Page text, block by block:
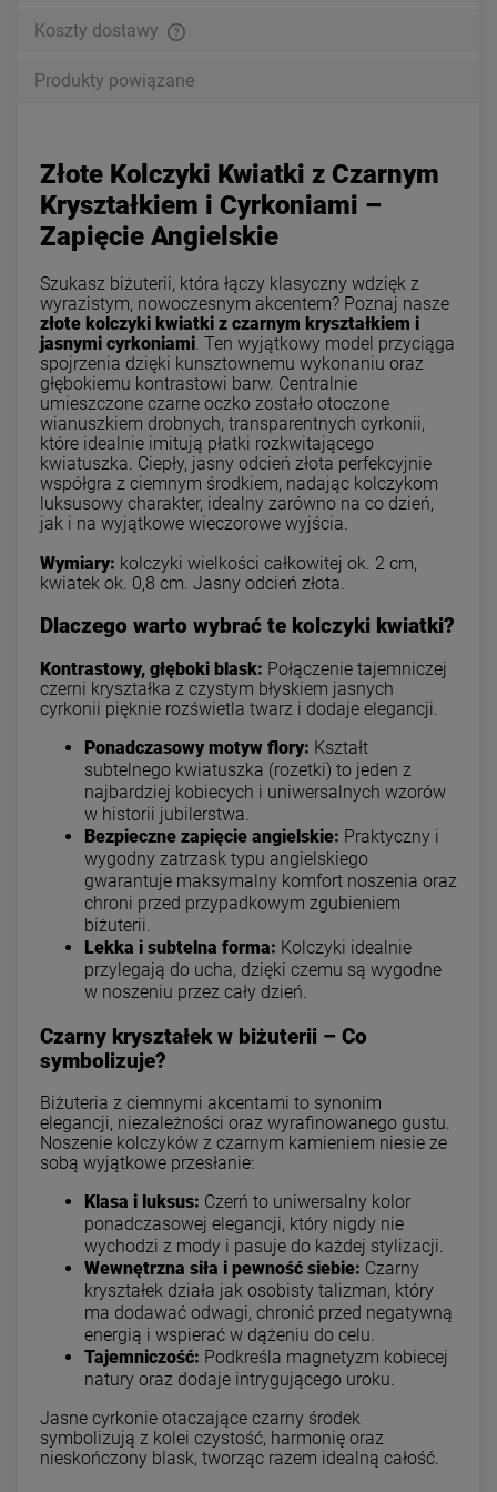
Koszty dostawy
Produkty powiązane
Złote Kolczyki Kwiatki z Czarnym
Kryształkiem i Cyrkoniami –
Zapięcie Angielskie
Szukasz biżuterii, która łączy klasyczny wdzięk z
wyrazistym, nowoczesnym akcentem? Poznaj nasze
złote kolczyki kwiatki z czarnym kryształkiem i
jasnymi cyrkoniami . Ten wyjątkowy model przyciąga
spojrzenia dzięki kunsztownemu wykonaniu oraz
głębokiemu kontrastowi barw. Centralnie
umieszczone czarne oczko zostało otoczone
wianuszkiem drobnych, transparentnych cyrkonii,
które idealnie imitują płatki rozkwitającego
kwiatuszka. Ciepły, jasny odcień złota perfekcyjnie
współgra z ciemnym środkiem, nadając kolczykom
luksusowy charakter, idealny zarówno na co dzień,
jak i na wyjątkowe wieczorowe wyjścia.
Wymiary: kolczyki wielkości całkowitej ok. 2 cm,
kwiatek ok. 0,8 cm. Jasny odcień złota.
Dlaczego warto wybrać te kolczyki kwiatki?
Kontrastowy, głęboki blask: Połączenie tajemniczej
czerni kryształka z czystym błyskiem jasnych
cyrkonii pięknie rozświetla twarz i dodaje elegancji.
Ponadczasowy motyw flory: Kształt
subtelnego kwiatuszka (rozetki) to jeden z
najbardziej kobiecych i uniwersalnych wzorów
w historii jubilerstwa.
Bezpieczne zapięcie angielskie: Praktyczny i
wygodny zatrzask typu angielskiego
gwarantuje maksymalny komfort noszenia oraz
chroni przed przypadkowym zgubieniem
biżuterii.
Lekka i subtelna forma: Kolczyki idealnie
przylegają do ucha, dzięki czemu są wygodne
w noszeniu przez cały dzień.
Czarny kryształek w biżuterii – Co
symbolizuje?
Biżuteria z ciemnymi akcentami to synonim
elegancji, niezależności oraz wyrafinowanego gustu.
Noszenie kolczyków z czarnym kamieniem niesie ze
sobą wyjątkowe przesłanie:
Klasa i luksus: Czerń to uniwersalny kolor
ponadczasowej elegancji, który nigdy nie
wychodzi z mody i pasuje do każdej stylizacji.
Wewnętrzna siła i pewność siebie: Czarny
kryształek działa jak osobisty talizman, który
ma dodawać odwagi, chronić przed negatywną
energią i wspierać w dążeniu do celu.
Tajemniczość: Podkreśla magnetyzm kobiecej
natury oraz dodaje intrygującego uroku.
Jasne cyrkonie otaczające czarny środek
symbolizują z kolei czystość, harmonię oraz
nieskończony blask, tworząc razem idealną całość.